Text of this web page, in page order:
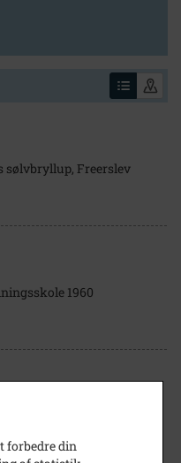
sølvbryllup, Freerslev
1960
forbedre din